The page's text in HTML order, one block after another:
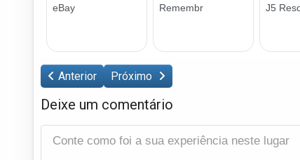
Anterior Próximo
Deixe um comentário